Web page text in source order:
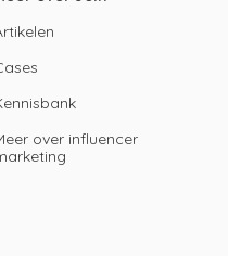
over influencer